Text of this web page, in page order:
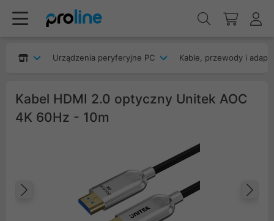
Urządzenia peryferyjne PC Kable, przewody i
Kabel HDMI 2.0 optyczny Unitek AOC
4K 60Hz - 10m
Poprzedni